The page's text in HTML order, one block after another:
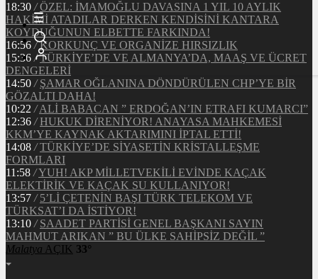
18:30 / ÖZEL: İMAMOĞLU DAVASINA 1 YIL 10 AYLIK
HAKİMİ ATADILAR DERKEN KENDİSİNİ KANTARA
KOYDUĞUNUN ELBETTE FARKINDA!
16:56 / KORKUNÇ VE ORGANİZE HIRSIZLIK
15:36 / TÜRKİYE’DE VE ALMANYA’DA, MAAŞ VE ÜCRET
DENGELERİ
14:50 / ŞAMAR OĞLANINA DÖNDÜRÜLEN CHP’YE BİR
GÖZALTI DAHA!
10:22 / ALİ BABACAN ” ERDOĞAN’IN ETRAFI KUMARCI”
12:36 / HUKUK DİRENİYOR! ANAYASA MAHKEMESİ
KKM’YE KAYNAK AKTARIMINI İPTAL ETTİ!
14:08 / TÜRKİYE’DE SİYASETİN KRİSTALLEŞME
FORMLARI
11:58 /YUH! AKP MİLLETVEKİLİ EVİNDE KAÇAK
ELEKTİRİK VE KAÇAK SU KULLANIYOR!
13:57 / 5’Lİ ÇETENİN BAŞI TÜRK TELEKOM VE
TÜRKSAT’I DA İSTİYOR!
13:10 / SAADET PARTİSİ GENEL BAŞKANI SAYIN
MAHMUT ARIKAN ” BU ÜLKE SAHİPSİZ DEĞİL ”
Malatya AÇIK 33°